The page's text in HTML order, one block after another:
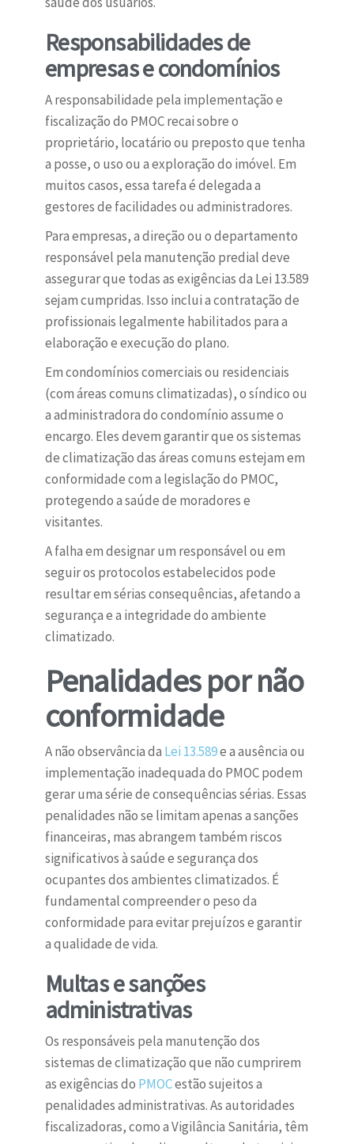
Responsabilidades de
empresas e condomínios
A responsabilidade pela implementação e
fiscalização do PMOC recai sobre o
proprietário, locatário ou preposto que tenha
a posse, o uso ou a exploração do imóvel. Em
muitos casos, essa tarefa é delegada a
gestores de facilidades ou administradores.
Para empresas, a direção ou o departamento
responsável pela manutenção predial deve
assegurar que todas as exigências da Lei 13.589
sejam cumpridas. Isso inclui a contratação de
profissionais legalmente habilitados para a
elaboração e execução do plano.
Em condomínios comerciais ou residenciais
(com áreas comuns climatizadas), o síndico ou
a administradora do condomínio assume o
encargo. Eles devem garantir que os sistemas
de climatização das áreas comuns estejam em
conformidade com a legislação do PMOC,
protegendo a saúde de moradores e
visitantes.
A falha em designar um responsável ou em
seguir os protocolos estabelecidos pode
resultar em sérias consequências, afetando a
segurança e a integridade do ambiente
climatizado.
Penalidades por não
conformidade
A não observância da Lei 13.589e a ausência ou
implementação inadequada do PMOC podem
gerar uma série de consequências sérias. Essas
penalidades não se limitam apenas a sanções
financeiras, mas abrangem também riscos
significativos à saúde e segurança dos
ocupantes dos ambientes climatizados. É
fundamental compreender o peso da
conformidade para evitar prejuízos e garantir
a qualidade de vida.
Multas e sanções
administrativas
Os responsáveis pela manutenção dos
sistemas de climatização que não cumprirem
as exigências do PMOCestão sujeitos a
penalidades administrativas. As autoridades
fiscalizadoras, como a Vigilância Sanitária, têm